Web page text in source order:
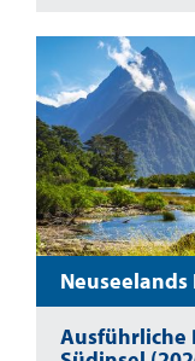
Ausführliche